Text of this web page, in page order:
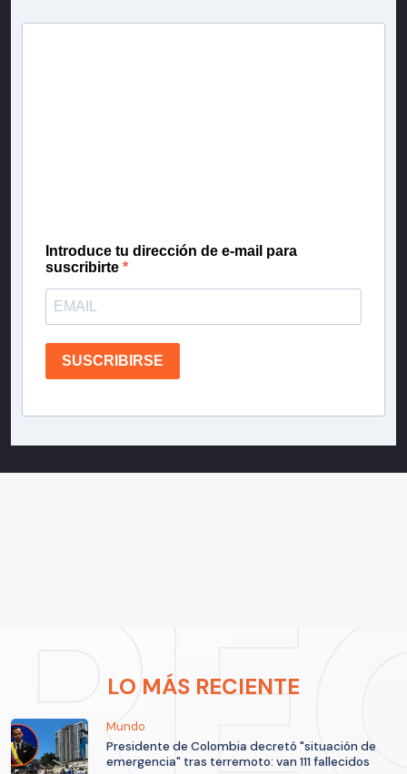
Introduce tu dirección de e-mail para
suscribirte
SUSCRIBIRSE
LO MÁS RECIENTE
Mundo
Presidente de Colombia decretó "situación de
emergencia" tras terremoto: van 111 fallecidos